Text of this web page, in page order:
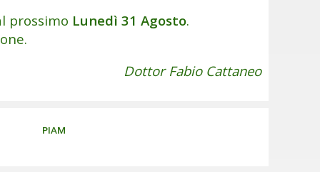
prossimo Lunedì 31 Agosto.
Dottor Fabio Cattaneo
PIAM